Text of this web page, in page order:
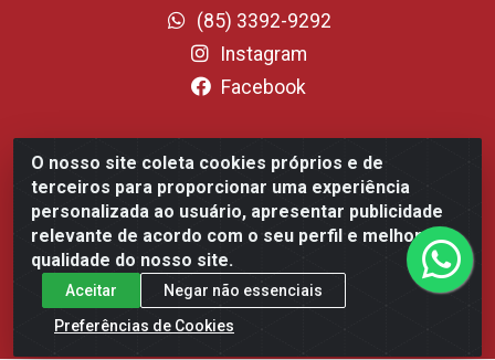
O nosso site coleta cookies próprios e de
terceiros para proporcionar uma experiência
personalizada ao usuário, apresentar publicidade
relevante de acordo com o seu perfil e melhorar a
qualidade do nosso site.
Aceitar
Negar não essenciais
Preferências de Cookies
(85) 3392-9292
Instagram
Facebook
Fortali Distribuidora de Alimentos LTDA - Avenida Tomaz
Coelho, 1268 - Messejana, Fortaleza/CE - CEP 60.863-254-
CNPJ 09.317.318.0001-75